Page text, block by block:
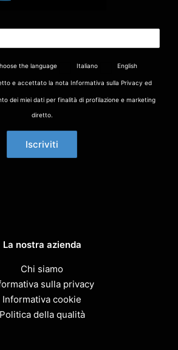
the language Italiano English
e accettato la nota Informativa sulla Privacy ed
dei miei dati per finalità di profilazione e marketing
diretto.
La nostra azienda
Chi siamo
sulla privacy
Informativa cookie
Politica della qualità